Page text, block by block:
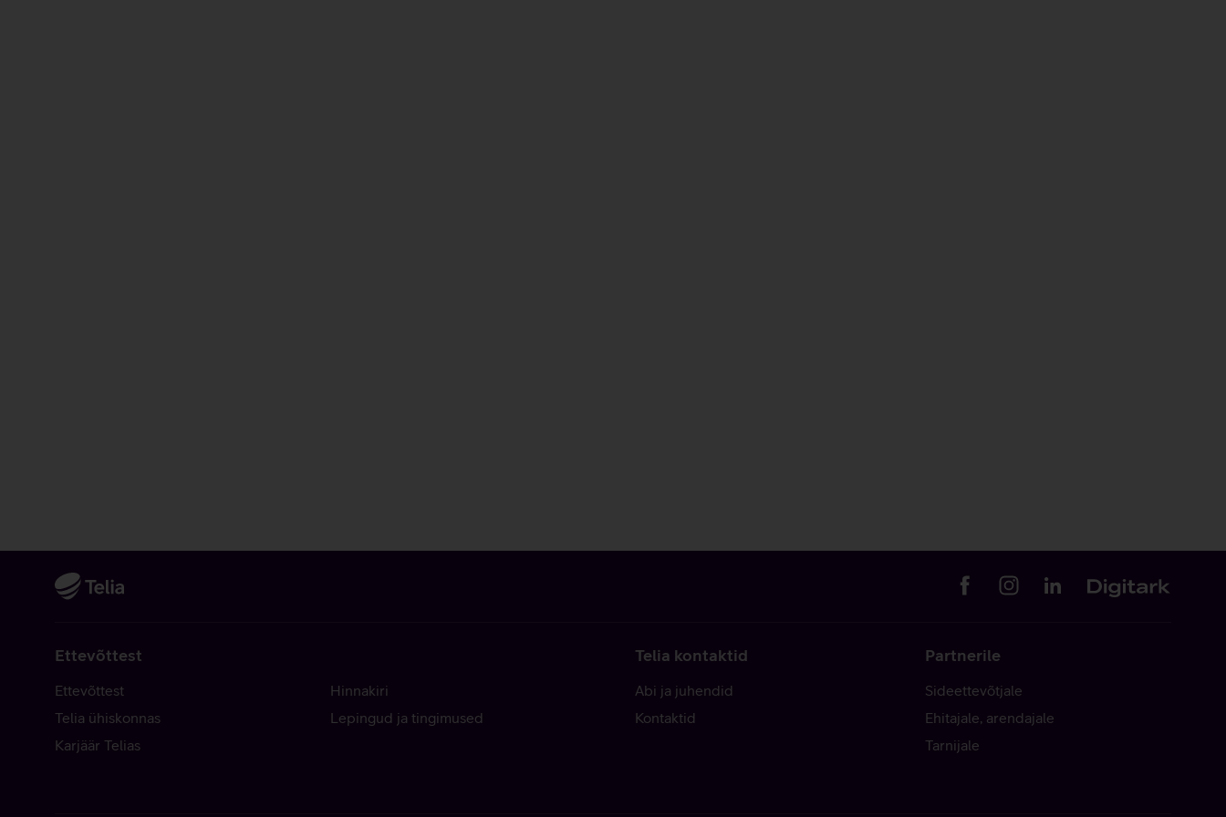
Ettevõttest
Ettevõttest
Telia ühiskonnas
Karjäär Telias
Hinnakiri
Lepingud ja tingimused
Telia kontaktid
Abi ja juhendid
Kontaktid
Partnerile
Sideettevõtjale
Ehitajale, arendajale
Tarnijale